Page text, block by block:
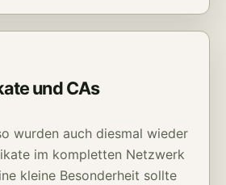
und CAs
wurden auch diesmal wieder
im kompletten Netzwerk
kleine Besonderheit sollte